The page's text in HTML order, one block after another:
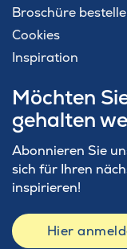
Broschüre
Cookies
Inspiration
Möchten
gehalten
Abonnieren Sie
sich für Ihren
inspirieren!
Hier